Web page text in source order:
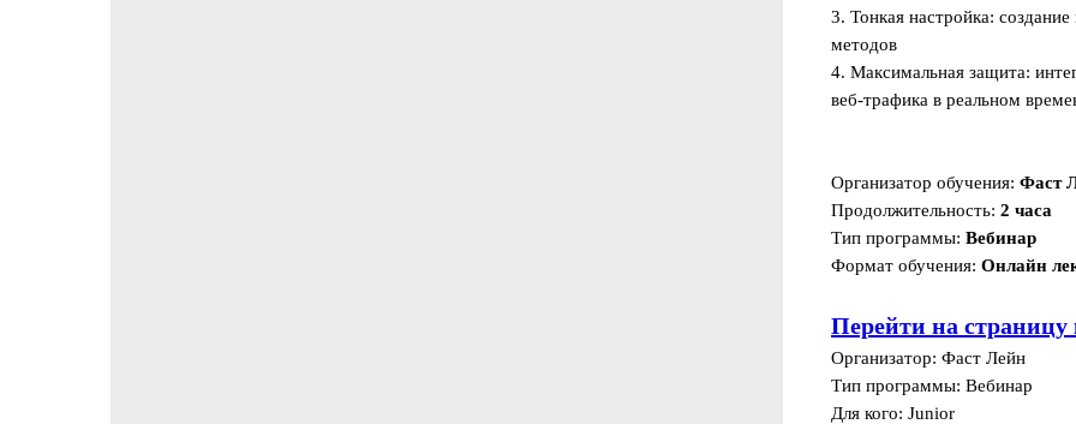
3. Тонкая настройка:
методов
4. Максимальная защита:
веб-трафика в реальном
Организатор обучения: Фаст
Продолжительность: 2 часа
Тип программы: Вебинар
Формат обучения: Онлайн
Перейти на страницу
Организатор: Фаст Лейн
Тип программы: Вебинар
Для кого: Junior